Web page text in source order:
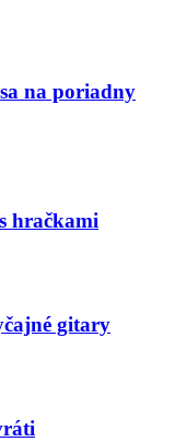
na poriadny
hračkami
gitary